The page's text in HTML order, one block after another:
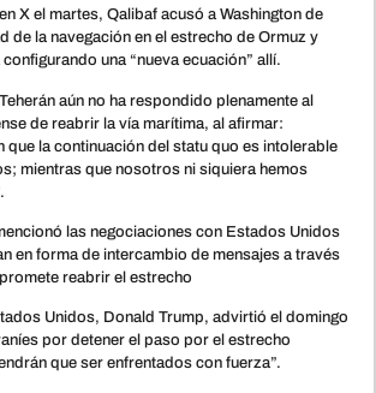
X el martes, Qalibaf acusó a Washington de
de la navegación en el estrecho de Ormuz y
una “nueva ecuación” allí.
aún no ha respondido plenamente al
de reabrir la vía marítima, al afirmar:
que la continuación del statu quo es intolerable
mientras que nosotros ni siquiera hemos
las negociaciones con Estados Unidos
en forma de intercambio de mensajes a través
reabrir el estrecho
Unidos, Donald Trump, advirtió el domingo
por detener el paso por el estrecho
que ser enfrentados con fuerza”.